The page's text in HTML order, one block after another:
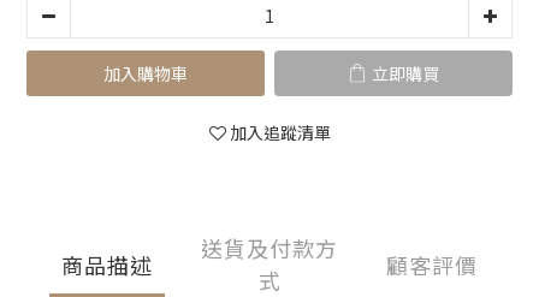
加入購物車 立即購買
加入追蹤清單
商品描述
送貨及付款方
式
顧客評價